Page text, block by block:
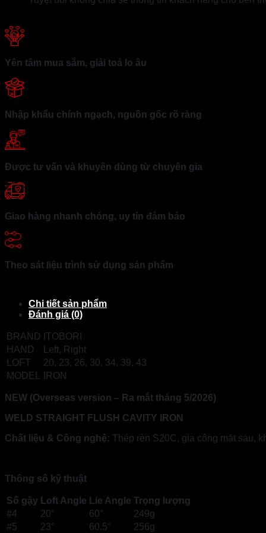
Yên tâm mua sắm, giải toả lo âu
Nhập khẩu chính ngạch, nguồn gốc rõ ràng
Được tư vấn và khuyên dùng từ chuyên gia
Giao hàng nhanh chóng, uy tín đảm bảo
Theo sát liệu trình sử dụng sản phẩm
Chi tiết sản phẩm
Đánh giá (0)
BRAND ITOBORI
HAND
Left, Right
LOFT
20, 23, 26, 30, 34, 39, 43
MODEL
IRON
NEW (Overseas version – Ra mắt tháng 5/2026)
WELD STRAIGHT FLUSH CAVITY IRON
Chất liệu & Công nghệ: Thép rèn S20C, gia công mặt sau,
Thông số kỹ thuật
Số gậy Loft Angle Lie Angle Trọng lượng
#4
20° 60°
249g
#5
23° 60.5° 256g